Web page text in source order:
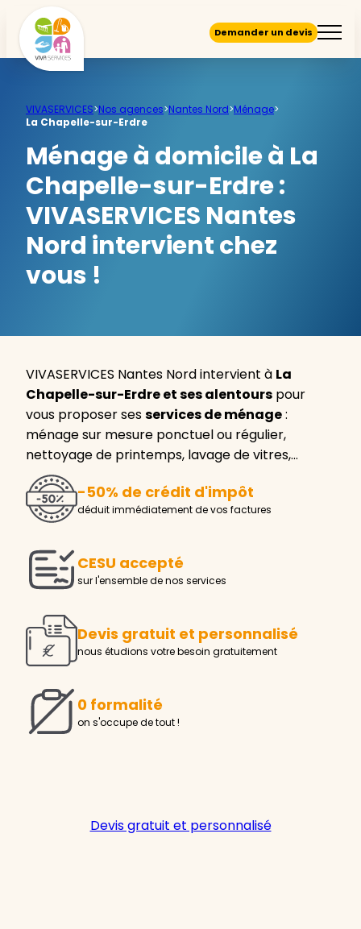
Demander un devis
VIVASERVICES>Nos agences>Nantes Nord>Ménage>
La Chapelle-sur-Erdre
Ménage à domicile à La
Chapelle-sur-Erdre :
VIVASERVICES Nantes
Nord intervient chez
vous !
VIVASERVICES Nantes Nord intervient à La
Chapelle-sur-Erdre et ses alentours pour
vous proposer sesservices de ménage:
ménage sur mesure ponctuel ou régulier,
nettoyage de printemps, lavage de vitres,…
-50% de crédit d'impôt
déduit immédiatement de vos factures
CESU accepté
sur l'ensemble de nos services
Devis gratuit et personnalisé
nous étudions votre besoin gratuitement
0 formalité
on s'occupe de tout !
Devis gratuit et personnalisé